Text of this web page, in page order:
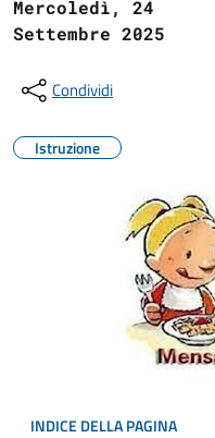
Mercoledì, 24
Settembre 2025
Condividi
Istruzione
INDICE DELLA PAGINA